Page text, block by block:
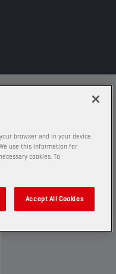
browser and in your device.
use this information for
cookies. To
Accept All Cookies